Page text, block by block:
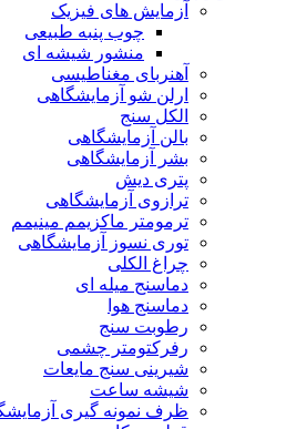
آزمایش های فیزیک
چوب پنبه طبیعی
منشور شیشه ای
آهنربای مغناطیسی
ارلن شو آزمایشگاهی
الکل سنج
بالن آزمایشگاهی
بشر آزمایشگاهی
پتری دیش
ترازوی آزمایشگاهی
ترمومتر ماکزیمم مینیمم
توری نسوز آزمایشگاهی
چراغ الکلی
دماسنج میله ای
دماسنج هوا
رطوبت سنج
رفرکتومتر چشمی
شیرینی سنج مایعات
شیشه ساعت
ظرف نمونه گیری